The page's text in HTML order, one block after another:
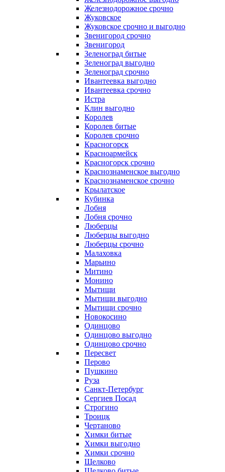
Железнодорожное срочно
Жуковское
Жуковское срочно и выгодно
Звенигород срочно
Звенигород
Зеленоград битые
Зеленоград выгодно
Зеленоград срочно
Ивантеевка выгодно
Ивантеевка срочно
Истра
Клин выгодно
Королев
Королев битые
Королев срочно
Красногорск
Красноармейск
Красногорск срочно
Краснознаменское выгодно
Краснознаменское срочно
Крылатское
Кубинка
Лобня
Лобня срочно
Люберцы
Люберцы выгодно
Люберцы срочно
Малаховка
Марьино
Митино
Монино
Мытищи
Мытищи выгодно
Мытищи срочно
Новокосино
Одинцово
Одинцово выгодно
Одинцово срочно
Пересвет
Перово
Пушкино
Руза
Санкт-Петербург
Сергиев Посад
Строгино
Троицк
Чертаново
Химки битые
Химки выгодно
Химки срочно
Щелково